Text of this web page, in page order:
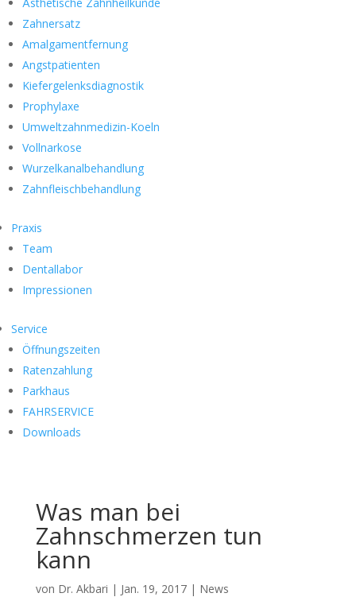
Zahnersatz
Amalgamentfernung
Angstpatienten
Kiefergelenksdiagnostik
Prophylaxe
Umweltzahnmedizin-Koeln
Vollnarkose
Wurzelkanalbehandlung
Zahnfleischbehandlung
Praxis
Team
Dentallabor
Impressionen
Service
Öffnungszeiten
Ratenzahlung
Parkhaus
FAHRSERVICE
Downloads
Was man bei
Zahnschmerzen tun
kann
von Dr. Akbari | Jan. 19, 2017| News